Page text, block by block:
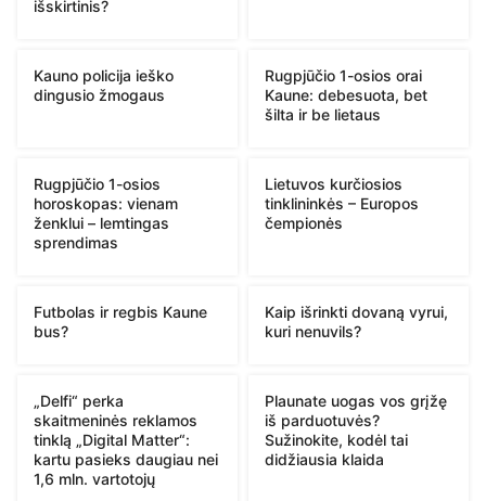
išskirtinis?
Kauno policija ieško
dingusio žmogaus
Rugpjūčio 1-osios orai
Kaune: debesuota, bet
šilta ir be lietaus
Rugpjūčio 1-osios
horoskopas: vienam
ženklui – lemtingas
sprendimas
Lietuvos kurčiosios
tinklininkės – Europos
čempionės
Futbolas ir regbis Kaune
bus?
Kaip išrinkti dovaną vyrui,
kuri nenuvils?
„Delfi“ perka
skaitmeninės reklamos
tinklą „Digital Matter“:
kartu pasieks daugiau nei
1,6 mln. vartotojų
Plaunate uogas vos grįžę
iš parduotuvės?
Sužinokite, kodėl tai
didžiausia klaida